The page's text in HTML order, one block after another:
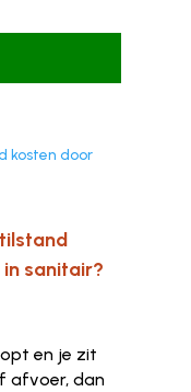
sanitair?
en je zit
afvoer, dan